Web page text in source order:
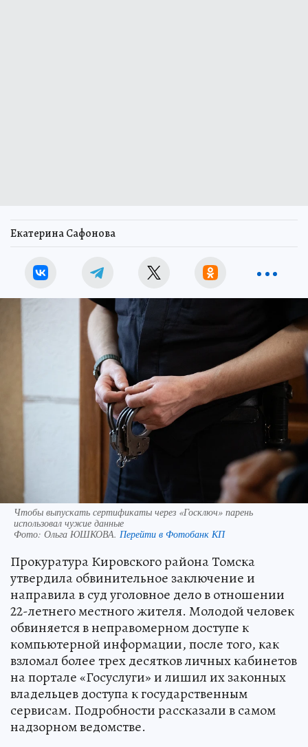
Екатерина Сафонова
Чтобы выпускать сертификаты через «Госключ» парень
использовал чужие данные
Фото: Ольга ЮШКОВА. Перейти в Фотобанк КП
Прокуратура Кировского района Томска
утвердила обвинительное заключение и
направила в суд уголовное дело в отношении
22-летнего местного жителя. Молодой человек
обвиняется в неправомерном доступе к
компьютерной информации, после того, как
взломал более трех десятков личных кабинетов
на портале «Госуслуги» и лишил их законных
владельцев доступа к государственным
сервисам. Подробности рассказали в самом
надзорном ведомстве.